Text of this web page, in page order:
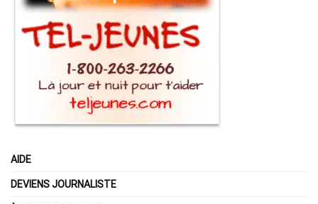
AIDE
DEVIENS JOURNALISTE